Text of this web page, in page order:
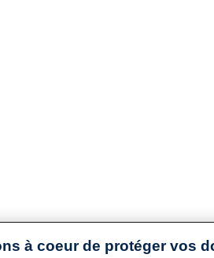
à coeur de protéger vos